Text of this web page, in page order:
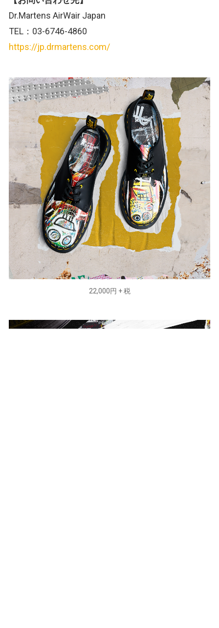
Dr.Martens AirWair Japan
TEL：03-6746-4860
https://jp.drmartens.com/
22,000円 + 税